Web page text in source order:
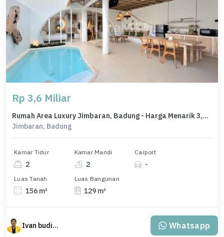
Rp 3,6 Miliar
Rumah Area Luxury Jimbaran, Badung - Harga Menarik 3,6 Miliar
Jimbaran, Badung
Kamar Tidur
2
Kamar Mandi
2
Carport
-
Luas Tanah
156 m²
Luas Bangunan
129 m²
Ivan budiman Whatsapp